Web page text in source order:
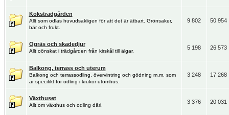
Köksträdgården
Allt som odlas huvudsakligen för att det är ätbart. Grönsaker,
bär och frukt.
9 802 50 954
Ogräs och skadedjur
Allt oönskat i trädgården från kirskål till älgar.
5 198 26 573
Balkong, terrass och uterum
Balkong och terrassodling, övervintring och gödning m.m. som
är specifikt för odling i krukor utomhus.
3 248 17 268
Växthuset
Allt om växthus och odling däri.
3 376 20 031